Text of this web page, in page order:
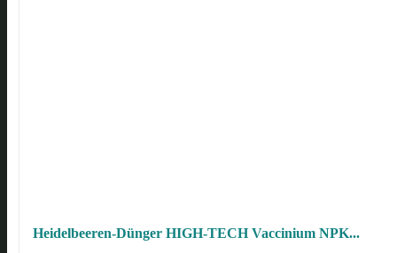
Heidelbeeren-Dünger HIGH-TECH Vaccinium NPK...